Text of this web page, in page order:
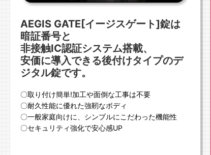
AEGIS GATE[イージスゲート]錠は
暗証番号と
非接触IC認証システム搭載、
安価に導入できる後付けタイプのデ
ジタル錠です。
〇取り付け簡単!加工や面倒な工事は不要
〇耐久性能に優れた強靭なボディ
〇一般家庭向けに、シンプルにこだわった機能性
〇セキュリティ強化で安心感UP